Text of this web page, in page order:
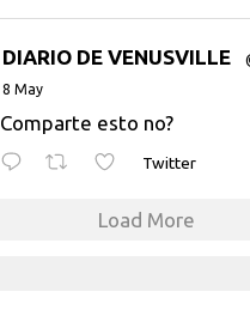
DIARIO DE VENUSVILLE
8 May
Comparte esto no?
Twitter
Load More